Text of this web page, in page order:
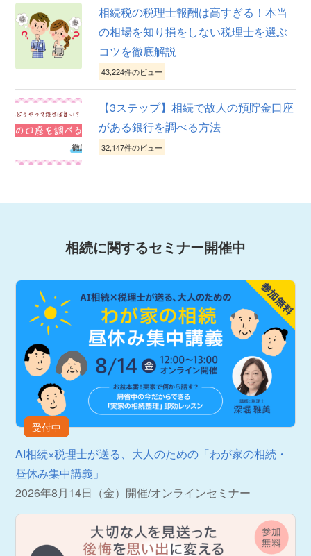
相続税の税理士報酬は高すぎる！本当
の相場を知り損をしない税理士を選ぶ
コツを徹底解説
43,224件のビュー
【3ステップ】相続で故人の預貯金口座
がある銀行を調べる方法
32,147件のビュー
相続に関するセミナー開催中
受付中
AI相続×税理士が送る、大人のための「わが家の相続・
昼休み集中講義」
2026年8月14日（金）開催/オンラインセミナー